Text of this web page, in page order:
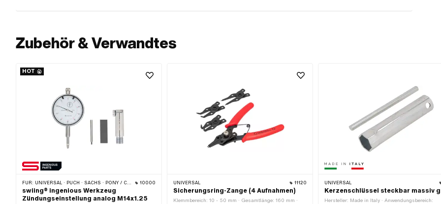
Zubehör & Verwandtes
HOT
FÜR: UNIVERSAL · PUCH · SACHS · PONY / CILO (BETA 521 & 512) · PIAGGIO · ZÜNDAPP BELMONDO · TOMOS · CILO 10000
swiing® ingenious Werkzeug
Zündungseinstellung analog M14x1.25
UNIVERSAL 11120
Sicherungsring-Zange (4 Aufnahmen)
Klemmbereich: 10 - 50 mm · Gesamtlänge: 160 mm ·
UNIVERSAL
Kerzenschlüssel steckbar massiv
Hersteller: Made in Italy · Anwendungsbereich: